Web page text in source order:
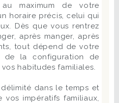
maximum de votre
horaire précis, celui qui
Dès que vous rentrez
après manger, après
tout dépend de votre
de la configuration de
habitudes familiales.
dans le temps et
impératifs familiaux,